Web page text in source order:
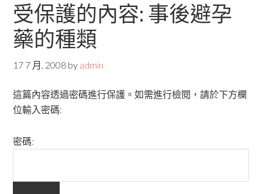
受保護的內容: 事後避孕
藥的種類
17 7 月, 2008 by admin
這篇內容透過密碼進行保護。如需進行檢閱，請於下方欄
位輸入密碼:
密碼: